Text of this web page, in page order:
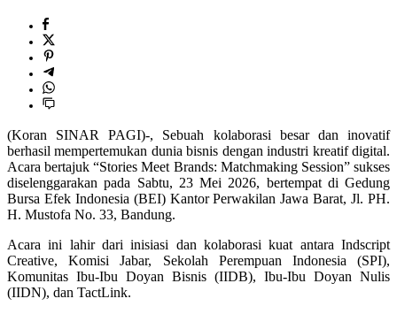
(Koran SINAR PAGI)-, Sebuah kolaborasi besar dan inovatif
berhasil mempertemukan dunia bisnis dengan industri kreatif digital.
Acara bertajuk “Stories Meet Brands: Matchmaking Session” sukses
diselenggarakan pada Sabtu, 23 Mei 2026, bertempat di Gedung
Bursa Efek Indonesia (BEI) Kantor Perwakilan Jawa Barat, Jl. PH.
H. Mustofa No. 33, Bandung.
Acara ini lahir dari inisiasi dan kolaborasi kuat antara Indscript
Creative, Komisi Jabar, Sekolah Perempuan Indonesia (SPI),
Komunitas Ibu-Ibu Doyan Bisnis (IIDB), Ibu-Ibu Doyan Nulis
(IIDN), dan TactLink.